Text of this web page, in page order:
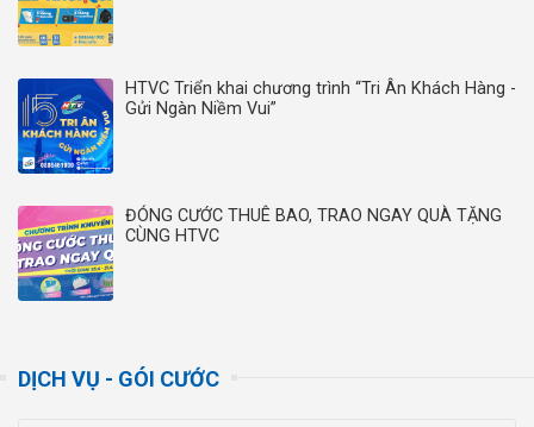
HTVC Triển khai chương trình “Tri Ân Khách Hàng -
Gửi Ngàn Niềm Vui”
ĐÓNG CƯỚC THUÊ BAO, TRAO NGAY QUÀ TẶNG
CÙNG HTVC
DỊCH VỤ - GÓI CƯỚC